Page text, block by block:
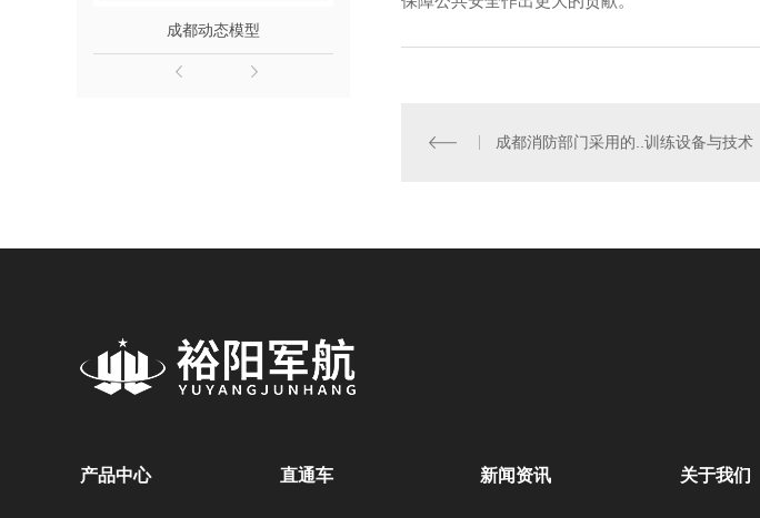
成都动态模型
成都消防部门采用的..训练设备与技术
产品中心 直通车 新闻资讯 关于我们